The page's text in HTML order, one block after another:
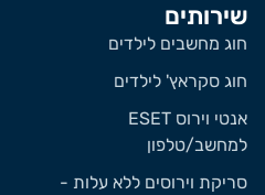
שירותים
חוג מחשבים לילדים
חוג סקראץ' לילדים
אנטי וירוס ESET
למחשב/טלפון
סריקת וירוסים ללא עלות -